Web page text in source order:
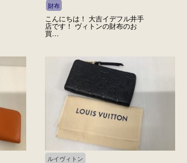
財布
こんにちは！ 大吉イデフル井手
店です！ ヴィトンの財布のお
買…
ルイヴィトン